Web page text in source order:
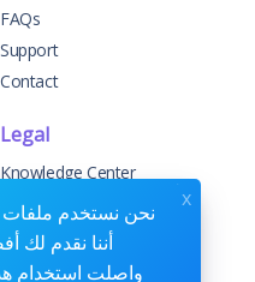
FAQs
Support
Contact
Legal
Knowledge Center
Custom Development
Sponsorships
Terms & Conditions
نحن نستخدم ملفات
أننا نقدم لك
واصلت استخدام
x